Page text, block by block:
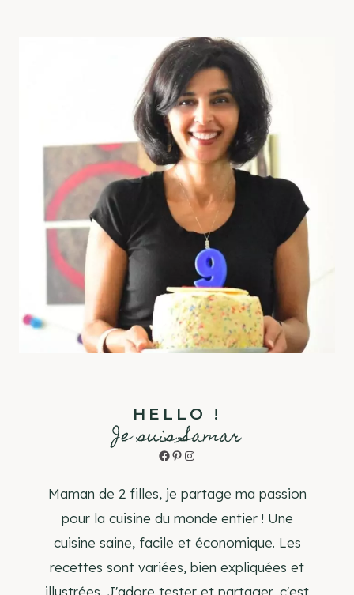
HELLO !
Je suis Samar
Facebook
Pinterest
Instagram
Maman de 2 filles, je partage ma passion
pour la cuisine du monde entier ! Une
cuisine saine, facile et économique. Les
recettes sont variées, bien expliquées et